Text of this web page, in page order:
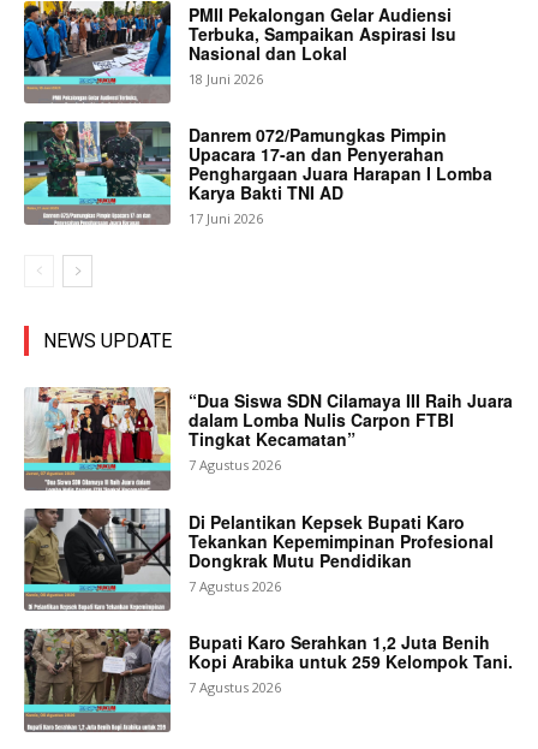
PMII Pekalongan Gelar Audiensi
Terbuka, Sampaikan Aspirasi Isu
Nasional dan Lokal
18 Juni 2026
Danrem 072/Pamungkas Pimpin
Upacara 17-an dan Penyerahan
Penghargaan Juara Harapan I Lomba
Karya Bakti TNI AD
17 Juni 2026
NEWS UPDATE
“Dua Siswa SDN Cilamaya III Raih Juara
dalam Lomba Nulis Carpon FTBI
Tingkat Kecamatan”
7 Agustus 2026
Di Pelantikan Kepsek Bupati Karo
Tekankan Kepemimpinan Profesional
Dongkrak Mutu Pendidikan
7 Agustus 2026
Bupati Karo Serahkan 1,2 Juta Benih
Kopi Arabika untuk 259 Kelompok Tani.
7 Agustus 2026